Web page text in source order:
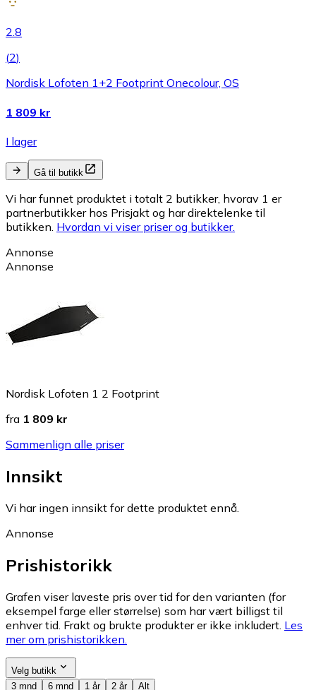
2.8
(2)
Nordisk Lofoten 1+2 Footprint Onecolour, OS
1 809 kr
I lager
Gå til butikk
Vi har funnet produktet i totalt 2 butikker, hvorav 1 er
partnerbutikker hos Prisjakt og har direktelenke til
butikken. Hvordan vi viser priser og butikker.
Annonse
Annonse
Nordisk Lofoten 1 2 Footprint
fra 1 809 kr
Sammenlign alle priser
Innsikt
Vi har ingen innsikt for dette produktet ennå.
Annonse
Prishistorikk
Grafen viser laveste pris over tid for den varianten (for
eksempel farge eller størrelse) som har vært billigst til
enhver tid. Frakt og brukte produkter er ikke inkludert. Les
mer om prishistorikken.
Velg butikk
3 mnd
6 mnd 1 år 2 år Alt